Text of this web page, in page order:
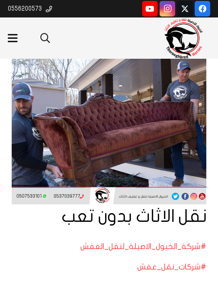
نقل الاثاث بدون تعب
#شركة_الخيول_الاصيلة_لنقل_العفش
#شركات_نقل_عفش